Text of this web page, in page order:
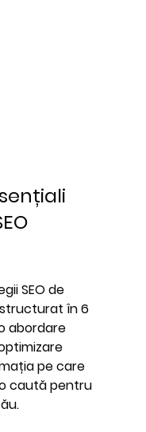
SEO de
în 6
abordare
pe care
caută pentru